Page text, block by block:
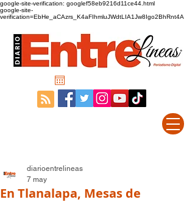
google-site-verification: googlef58eb9216d11ce44.html
google-site-
verification=EbHe_aCAzrs_K4aFIhmluJWdtLIA1Jw8Igo2BhRnt4A
En Tlanalapa, Mesas de
diarioentrelineas
7 may